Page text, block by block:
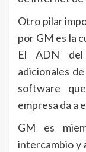
Otro pilar
por GM es la
El ADN del
adicionales
software
empresa da a
GM es
intercambio y